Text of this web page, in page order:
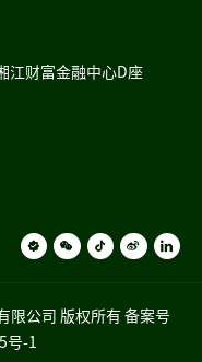
江财富金融中心D座
限公司 版权所有 备案号
号-1